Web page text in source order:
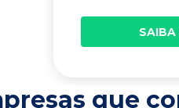
SAIBA
que